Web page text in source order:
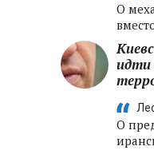
О
идти
О